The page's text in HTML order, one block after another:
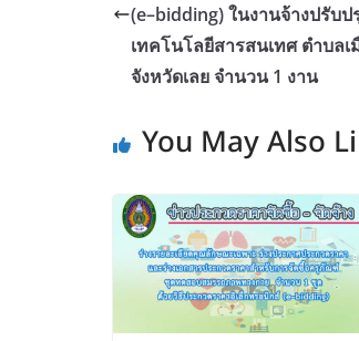
(e–bidding) ในงานจ้างปรับ
เทคโนโลยีสารสนเทศ ตำบลเ
จังหวัดเลย จำนวน 1 งาน
You May Also